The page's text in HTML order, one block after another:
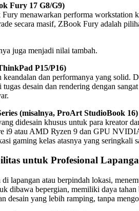
Fury 17 G8/G9)
menawarkan performa
secara masif, ZBook Fury adalah
juga menjadi nilai tambah.
P15/P16)
keandalan dan performanya yang
desain dan rendering dengan
(misalnya, ProArt StudioBook 16)
didesain khusus untuk para kreator
i9 atau AMD Ryzen 9 dan GPU
gaming kelas atasnya yang seringkali
untuk Profesional
lapangan atau berpindah lokasi,
dibawa bepergian, memiliki daya
yang lebih ramping, tanpa